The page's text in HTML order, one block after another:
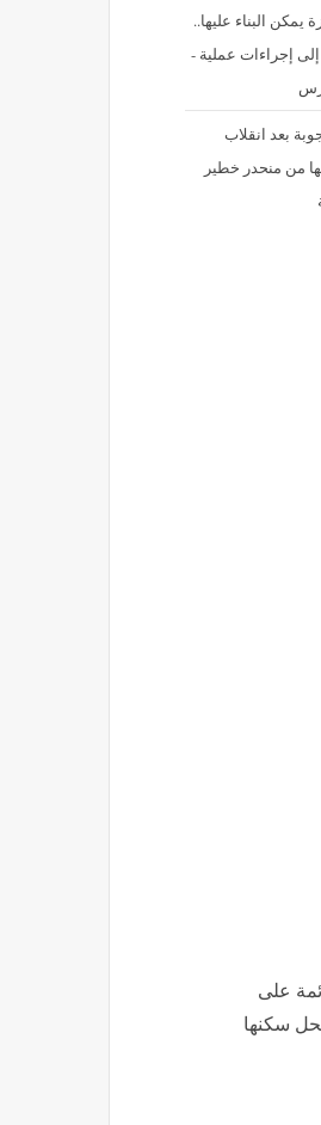
يمكن البناء عليها..
إجراءات عملية -
بعد انقلاب
من منحدر خطير
على
سكنها